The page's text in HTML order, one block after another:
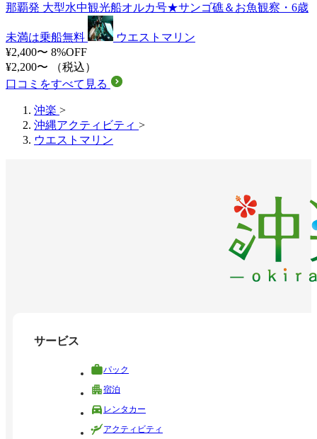
那覇発 大型水中観光船オルカ号★サンゴ礁＆お魚観察・6歳
未満は乗船無料
ウエストマリン
¥2,400〜 8%OFF
¥2,200〜
（税込）
口コミをすべて見る
沖楽 >
沖縄アクティビティ >
ウエストマリン
サービス
パック
宿泊
レンタカー
アクティビティ